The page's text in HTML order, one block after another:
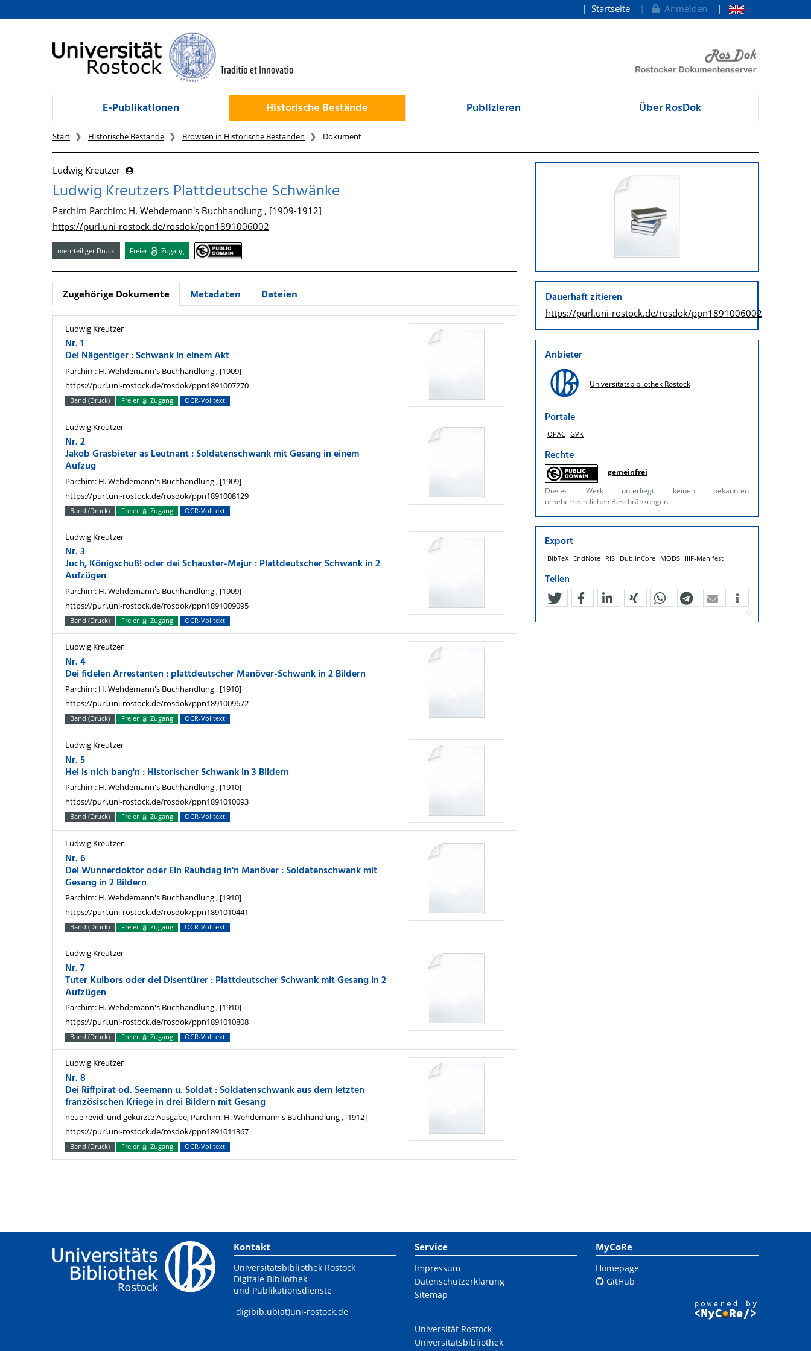
zum Inhalt
Startseite Anmelden
E-Publikationen Historische Bestände Publizieren Über RosDok
Start Historische Bestände Browsen in Historische Beständen Dokument
Ludwig Kreutzer
Ludwig Kreutzers Plattdeutsche Schwänke
Parchim Parchim: H. Wehdemann's Buchhandlung , [1909-1912]
https://purl.uni-rostock.de/rosdok/ppn1891006002
mehrteiliger Druck Freier Zugang
Zugehörige Dokumente Metadaten Dateien
Ludwig Kreutzer
Nr. 1
Dei Nägentiger : Schwank in einem Akt
Parchim: H. Wehdemann's Buchhandlung , [1909]
https://purl.uni-rostock.de/rosdok/ppn1891007270
Band (Druck) Freier Zugang OCR-Volltext
Ludwig Kreutzer
Nr. 2
Jakob Grasbieter as Leutnant : Soldatenschwank mit Gesang in einem
Aufzug
Parchim: H. Wehdemann's Buchhandlung , [1909]
https://purl.uni-rostock.de/rosdok/ppn1891008129
Band (Druck) Freier Zugang OCR-Volltext
Ludwig Kreutzer
Nr. 3
Juch, Königschuß! oder dei Schauster-Majur : Plattdeutscher Schwank in 2
Aufzügen
Parchim: H. Wehdemann's Buchhandlung , [1909]
https://purl.uni-rostock.de/rosdok/ppn1891009095
Band (Druck) Freier Zugang OCR-Volltext
Ludwig Kreutzer
Nr. 4
Dei fidelen Arrestanten : plattdeutscher Manöver-Schwank in 2 Bildern
Parchim: H. Wehdemann's Buchhandlung , [1910]
https://purl.uni-rostock.de/rosdok/ppn1891009672
Band (Druck) Freier Zugang OCR-Volltext
Ludwig Kreutzer
Nr. 5
Hei is nich bang'n : Historischer Schwank in 3 Bildern
Parchim: H. Wehdemann's Buchhandlung , [1910]
https://purl.uni-rostock.de/rosdok/ppn1891010093
Band (Druck) Freier Zugang OCR-Volltext
Ludwig Kreutzer
Nr. 6
Dei Wunnerdoktor oder Ein Rauhdag in'n Manöver : Soldatenschwank mit
Gesang in 2 Bildern
Parchim: H. Wehdemann's Buchhandlung , [1910]
https://purl.uni-rostock.de/rosdok/ppn1891010441
Band (Druck) Freier Zugang OCR-Volltext
Ludwig Kreutzer
Nr. 7
Tuter Kulbors oder dei Disentürer : Plattdeutscher Schwank mit Gesang in 2
Aufzügen
Parchim: H. Wehdemann's Buchhandlung , [1910]
https://purl.uni-rostock.de/rosdok/ppn1891010808
Band (Druck) Freier Zugang OCR-Volltext
Ludwig Kreutzer
Nr. 8
Dei Riffpirat od. Seemann u. Soldat : Soldatenschwank aus dem letzten
französischen Kriege in drei Bildern mit Gesang
neue revid. und gekürzte Ausgabe, Parchim: H. Wehdemann's Buchhandlung , [1912]
https://purl.uni-rostock.de/rosdok/ppn1891011367
Band (Druck) Freier Zugang OCR-Volltext
Dauerhaft zitieren
https://purl.uni-rostock.de/rosdok/ppn1891006002
Anbieter
Universitätsbibliothek Rostock
Portale
OPAC GVK
Rechte
gemeinfrei
Dieses Werk unterliegt keinen bekannten
urheberrechtlichen Beschränkungen.
Export
BibTeX EndNote RIS DublinCore MODS IIIF-Manifest
Teilen
Kontakt
Universitätsbibliothek Rostock
Digitale Bibliothek
und Publikationsdienste
digibib.ub(at)uni-rostock.de
Service
Impressum
Datenschutzerklärung
Sitemap
Universität Rostock
Universitätsbibliothek
MyCoRe
Homepage
GitHub